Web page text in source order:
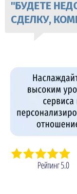
"БУДЕТЕ
СДЕЛКУ,